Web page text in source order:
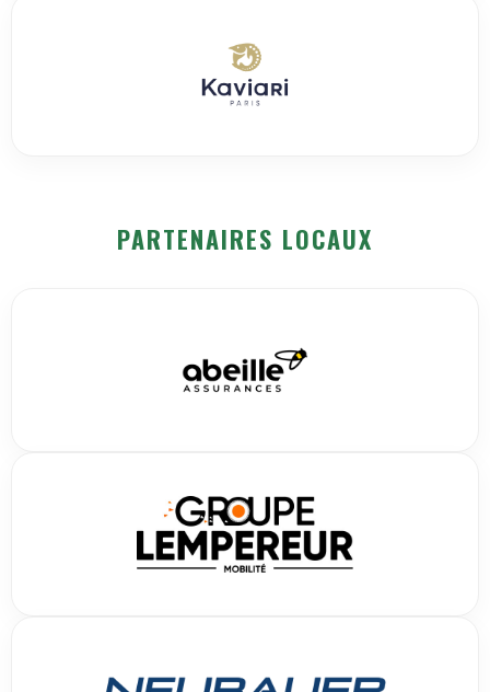
PARTENAIRES LOCAUX